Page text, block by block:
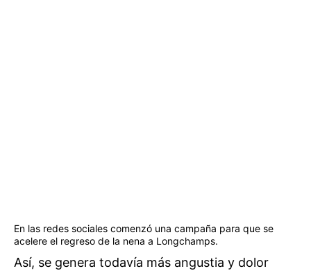
En las redes sociales comenzó una campaña para que se
acelere el regreso de la nena a Longchamps.
Así, se genera todavía más angustia y dolor